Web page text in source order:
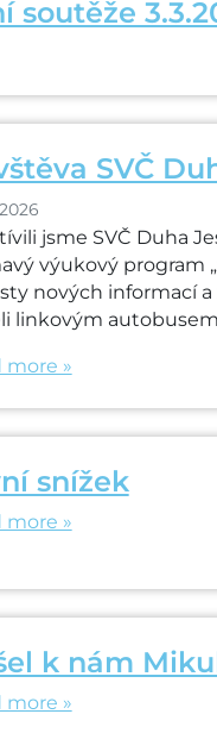
soutěže
SVČ
jsme SVČ Duha
výukový program
nových informací a
linkovým
more »
snížek
more »
k nám
more »